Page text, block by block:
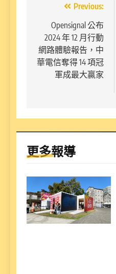
導
覽
Previous:
Opensignal 公布
2024 年 12 月行動
網路體驗報告，中
華電信奪得 14 項冠
軍成最大贏家
更多報導